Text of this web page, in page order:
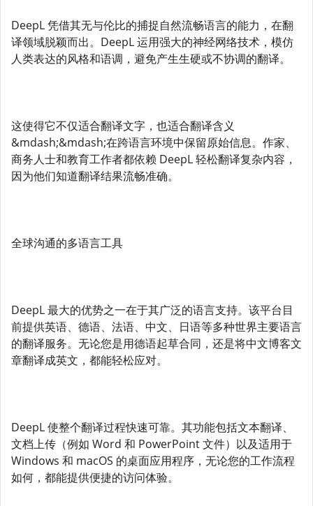
DeepL 凭借其无与伦比的捕捉自然流畅语言的能力，在翻
译领域脱颖而出。DeepL 运用强大的神经网络技术，模仿
人类表达的风格和语调，避免产生生硬或不协调的翻译。
这使得它不仅适合翻译文字，也适合翻译含义
&mdash;&mdash;在跨语言环境中保留原始信息。作家、
商务人士和教育工作者都依赖 DeepL 轻松翻译复杂内容，
因为他们知道翻译结果流畅准确。
全球沟通的多语言工具
DeepL 最大的优势之一在于其广泛的语言支持。该平台目
前提供英语、德语、法语、中文、日语等多种世界主要语言
的翻译服务。无论您是用德语起草合同，还是将中文博客文
章翻译成英文，都能轻松应对。
DeepL 使整个翻译过程快速可靠。其功能包括文本翻译、
文档上传（例如 Word 和 PowerPoint 文件）以及适用于
Windows 和 macOS 的桌面应用程序，无论您的工作流程
如何，都能提供便捷的访问体验。